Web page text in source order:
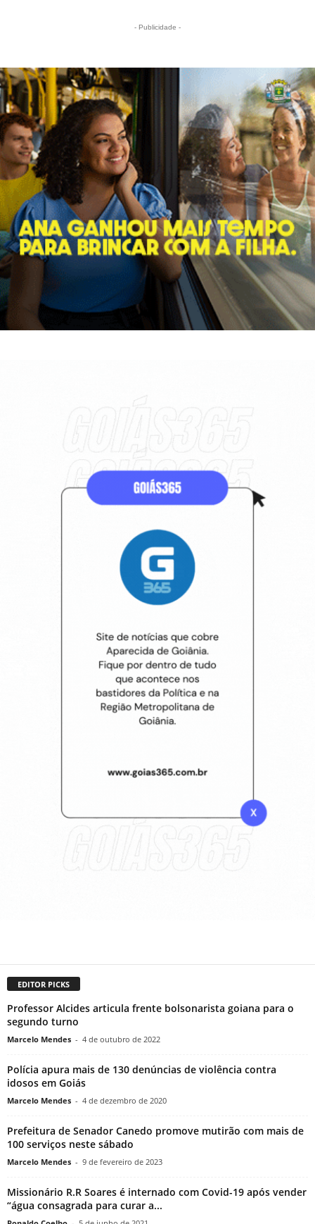
- Publicidade -
EDITOR PICKS
Professor Alcides articula frente bolsonarista goiana para o
segundo turno
Marcelo Mendes - 4 de outubro de 2022
Polícia apura mais de 130 denúncias de violência contra
idosos em Goiás
Marcelo Mendes - 4 de dezembro de 2020
Prefeitura de Senador Canedo promove mutirão com mais de
100 serviços neste sábado
Marcelo Mendes - 9 de fevereiro de 2023
Missionário R.R Soares é internado com Covid-19 após vender
“água consagrada para curar a...